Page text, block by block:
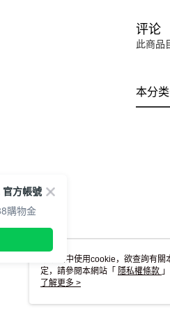
评论
此商品
本分
本網站中使用cookie，欲查詢有
定，請參閱本網站「 隱私權條款
cookie。
了解更多 >
方帳號
購物金